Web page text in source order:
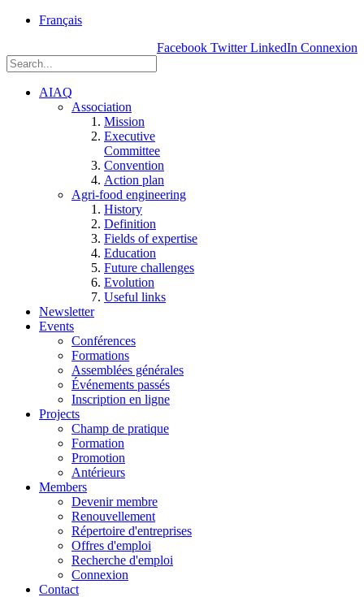
Français
Facebook Twitter LinkedIn Connexion
AIAQ
Association
Mission
Executive
Committee
Convention
Action plan
Agri-food engineering
History
Definition
Fields of expertise
Education
Future challenges
Evolution
Useful links
Newsletter
Events
Conférences
Formations
Assemblées générales
Événements passés
Inscription en ligne
Projects
Champ de pratique
Formation
Promotion
Antérieurs
Members
Devenir membre
Renouvellement
Répertoire d'entreprises
Offres d'emploi
Recherche d'emploi
Connexion
Contact
Einstein, Québec
G1P